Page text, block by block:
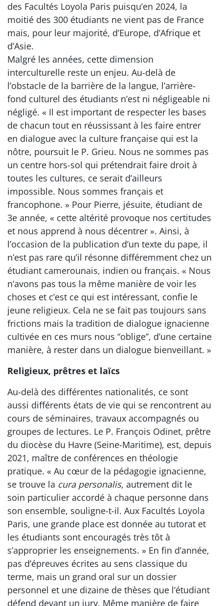
des Facultés Loyola Paris puisqu’en 2024, la
moitié des 300 étudiants ne vient pas de France
mais, pour leur majorité, d’Europe, d’Afrique et
d’Asie.
Malgré les années, cette dimension
interculturelle reste un enjeu. Au-delà de
l’obstacle de la barrière de la langue, l’arrière-
fond culturel des étudiants n’est ni négligeable ni
négligé. « Il est important de respecter les bases
de chacun tout en réussissant à les faire entrer
en dialogue avec la culture française qui est la
nôtre, poursuit le P. Grieu. Nous ne sommes pas
un centre hors-sol qui prétendrait faire droit à
toutes les cultures, ce serait d’ailleurs
impossible. Nous sommes français et
francophone. » Pour Pierre, jésuite, étudiant de
3e année, « cette altérité provoque nos certitudes
et nous apprend à nous décentrer ». Ainsi, à
l’occasion de la publication d’un texte du pape, il
n’est pas rare qu’il résonne différemment chez un
étudiant camerounais, indien ou français. « Nous
n’avons pas tous la même manière de voir les
choses et c’est ce qui est intéressant, confie le
jeune religieux. Cela ne se fait pas toujours sans
frictions mais la tradition de dialogue ignacienne
cultivée en ces murs nous “oblige”, d’une certaine
manière, à rester dans un dialogue bienveillant. »
Religieux, prêtres et laïcs
Au-delà des différentes nationalités, ce sont
aussi différents états de vie qui se rencontrent au
cours de séminaires, travaux accompagnés ou
groupes de lectures. Le P. François Odinet, prêtre
du diocèse du Havre (Seine-Maritime), est, depuis
2021, maître de conférences en théologie
pratique. « Au cœur de la pédagogie ignacienne,
se trouve la cura personalis, autrement dit le
soin particulier accordé à chaque personne dans
son ensemble, souligne-t-il. Aux Facultés Loyola
Paris, une grande place est donnée au tutorat et
les étudiants sont encouragés très tôt à
s’approprier les enseignements. » En fin d’année,
pas d’épreuves écrites au sens classique du
terme, mais un grand oral sur un dossier
personnel et une dizaine de thèses que l’étudiant
défend devant un jury. Même manière de faire